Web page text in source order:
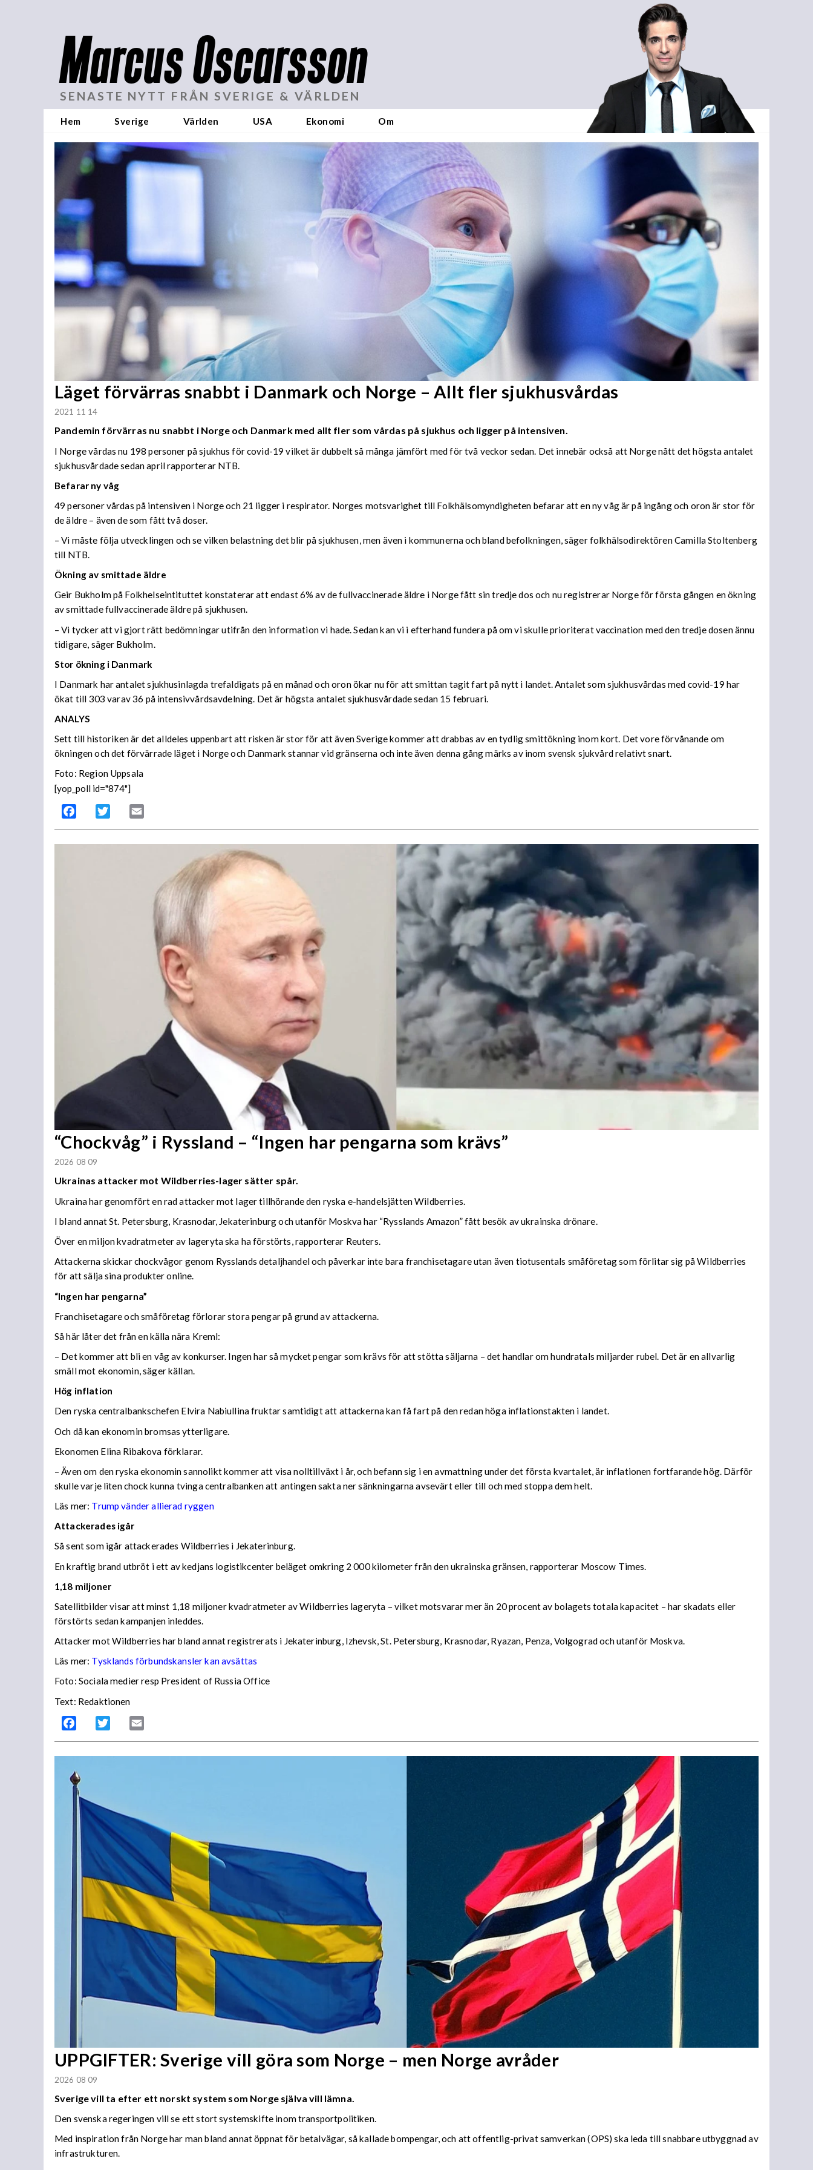
Marcus Oscarsson
SENASTE NYTT FRÅN SVERIGE & VÄRLDEN
Hem Sverige Världen USA Ekonomi Om
Läget förvärras snabbt i Danmark och Norge – Allt fler sjukhusvårdas
2021 11 14
Pandemin förvärras nu snabbt i Norge och Danmark med allt fler som vårdas på sjukhus och ligger på intensiven.
I Norge vårdas nu 198 personer på sjukhus för covid-19 vilket är dubbelt så många jämfört med för två veckor sedan. Det innebär också att Norge nått det högsta antalet
sjukhusvårdade sedan april rapporterar NTB.
Befarar ny våg
49 personer vårdas på intensiven i Norge och 21 ligger i respirator. Norges motsvarighet till Folkhälsomyndigheten befarar att en ny våg är på ingång och oron är stor för
de äldre – även de som fått två doser.
– Vi måste följa utvecklingen och se vilken belastning det blir på sjukhusen, men även i kommunerna och bland befolkningen, säger folkhälsodirektören Camilla Stoltenberg
till NTB.
Ökning av smittade äldre
Geir Bukholm på Folkhelseintituttet konstaterar att endast 6% av de fullvaccinerade äldre i Norge fått sin tredje dos och nu registrerar Norge för första gången en ökning
av smittade fullvaccinerade äldre på sjukhusen.
– Vi tycker att vi gjort rätt bedömningar utifrån den information vi hade. Sedan kan vi i efterhand fundera på om vi skulle prioriterat vaccination med den tredje dosen ännu
tidigare, säger Bukholm.
Stor ökning i Danmark
I Danmark har antalet sjukhusinlagda trefaldigats på en månad och oron ökar nu för att smittan tagit fart på nytt i landet. Antalet som sjukhusvårdas med covid-19 har
ökat till 303 varav 36 på intensivvårdsavdelning. Det är högsta antalet sjukhusvårdade sedan 15 februari.
ANALYS
Sett till historiken är det alldeles uppenbart att risken är stor för att även Sverige kommer att drabbas av en tydlig smittökning inom kort. Det vore förvånande om
ökningen och det förvärrade läget i Norge och Danmark stannar vid gränserna och inte även denna gång märks av inom svensk sjukvård relativt snart.
Foto: Region Uppsala
[yop_poll id="874"]
Facebook Twitter
“Chockvåg” i Ryssland – “Ingen har pengarna som krävs”
2026 08 09
Ukrainas attacker mot Wildberries-lager sätter spår.
Ukraina har genomfört en rad attacker mot lager tillhörande den ryska e-handelsjätten Wildberries.
I bland annat St. Petersburg, Krasnodar, Jekaterinburg och utanför Moskva har “Rysslands Amazon” fått besök av ukrainska drönare.
Över en miljon kvadratmeter av lageryta ska ha förstörts, rapporterar Reuters.
Attackerna skickar chockvågor genom Rysslands detaljhandel och påverkar inte bara franchisetagare utan även tiotusentals småföretag som förlitar sig på Wildberries
för att sälja sina produkter online.
“Ingen har pengarna”
Franchisetagare och småföretag förlorar stora pengar på grund av attackerna.
Så här låter det från en källa nära Kreml:
– Det kommer att bli en våg av konkurser. Ingen har så mycket pengar som krävs för att stötta säljarna – det handlar om hundratals miljarder rubel. Det är en allvarlig
smäll mot ekonomin, säger källan.
Hög inflation
Den ryska centralbankschefen Elvira Nabiullina fruktar samtidigt att attackerna kan få fart på den redan höga inflationstakten i landet.
Och då kan ekonomin bromsas ytterligare.
Ekonomen Elina Ribakova förklarar.
– Även om den ryska ekonomin sannolikt kommer att visa nolltillväxt i år, och befann sig i en avmattning under det första kvartalet, är inflationen fortfarande hög. Därför
skulle varje liten chock kunna tvinga centralbanken att antingen sakta ner sänkningarna avsevärt eller till och med stoppa dem helt.
Läs mer: Trump vänder allierad ryggen
Attackerades igår
Så sent som igår attackerades Wildberries i Jekaterinburg.
En kraftig brand utbröt i ett av kedjans logistikcenter beläget omkring 2 000 kilometer från den ukrainska gränsen, rapporterar Moscow Times.
1,18 miljoner
Satellitbilder visar att minst 1,18 miljoner kvadratmeter av Wildberries lageryta – vilket motsvarar mer än 20 procent av bolagets totala kapacitet – har skadats eller
förstörts sedan kampanjen inleddes.
Attacker mot Wildberries har bland annat registrerats i Jekaterinburg, Izhevsk, St. Petersburg, Krasnodar, Ryazan, Penza, Volgograd och utanför Moskva.
Läs mer: Tysklands förbundskansler kan avsättas
Foto: Sociala medier resp President of Russia Office
Text: Redaktionen
Facebook Twitter
UPPGIFTER: Sverige vill göra som Norge – men Norge avråder
2026 08 09
Sverige vill ta efter ett norskt system som Norge själva vill lämna.
Den svenska regeringen vill se ett stort systemskifte inom transportpolitiken.
Med inspiration från Norge har man bland annat öppnat för betalvägar, så kallade bompengar, och att offentlig-privat samverkan (OPS) ska leda till snabbare utbyggnad av
infrastrukturen.